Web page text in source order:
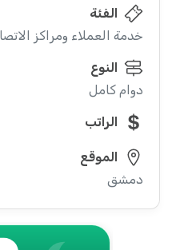
الفئة
خدمة العملاء ومراكز
النوع
دوام كامل
الراتب
الموقع
دمشق